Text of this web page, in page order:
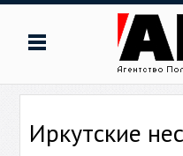
Иркутские